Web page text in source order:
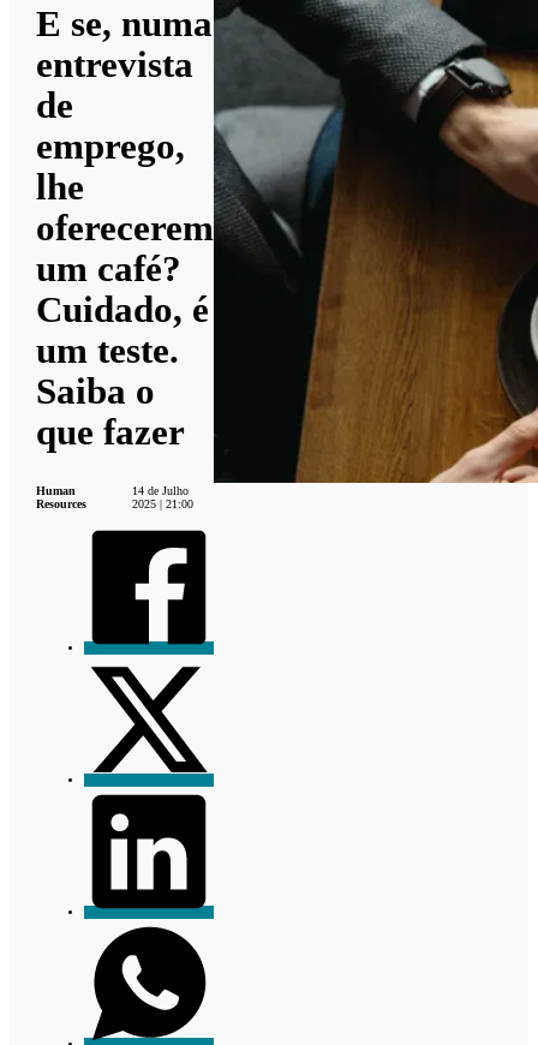
E se, numa
entrevista
de
emprego,
lhe
oferecerem
um café?
Cuidado, é
um teste.
Saiba o
que fazer
Human
Resources
14 de Julho
2025 | 21:00